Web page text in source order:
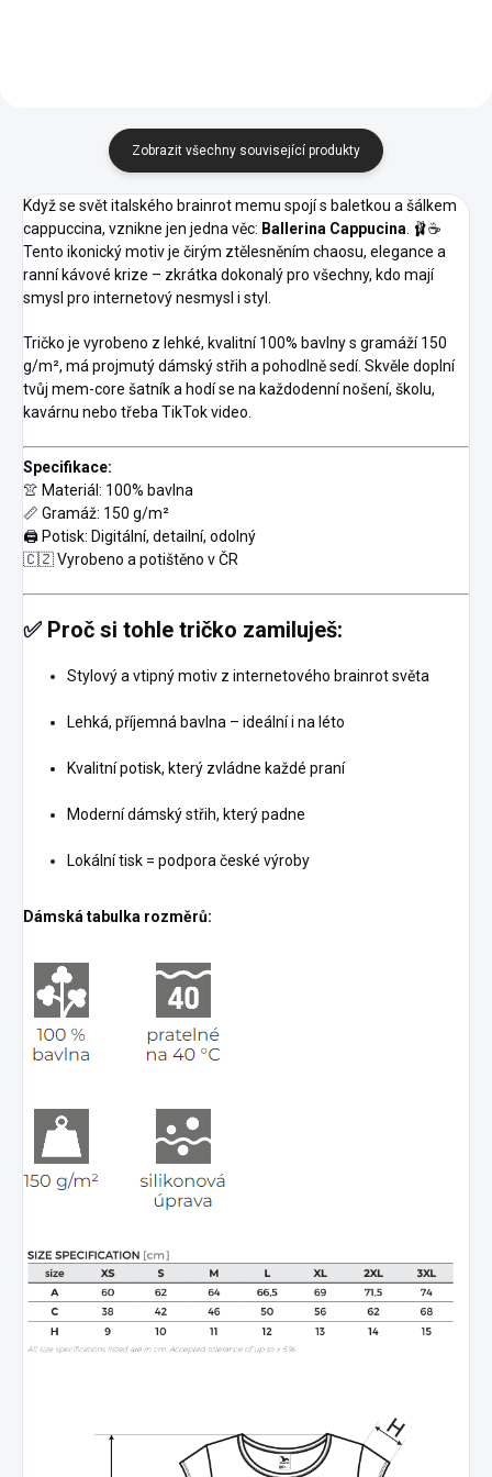
Zobrazit všechny související produkty
Když se svět italského brainrot memu spojí s baletkou a šálkem
cappuccina, vznikne jen jedna věc: Ballerina Cappucina . 🩰☕
Tento ikonický motiv je čirým ztělesněním chaosu, elegance a
ranní kávové krize – zkrátka dokonalý pro všechny, kdo mají
smysl pro internetový nesmysl i styl.
Tričko je vyrobeno z lehké, kvalitní 100% bavlny s gramáží 150
g/m², má projmutý dámský střih a pohodlně sedí. Skvěle doplní
tvůj mem-core šatník a hodí se na každodenní nošení, školu,
kavárnu nebo třeba TikTok video.
Specifikace:
👚 Materiál: 100% bavlna
📏 Gramáž: 150 g/m²
🖨️ Potisk: Digitální, detailní, odolný
🇨🇿 Vyrobeno a potištěno v ČR
✅ Proč si tohle tričko zamiluješ:
Stylový a vtipný motiv z internetového brainrot světa
Lehká, příjemná bavlna – ideální i na léto
Kvalitní potisk, který zvládne každé praní
Moderní dámský střih, který padne
Lokální tisk = podpora české výroby
Dámská tabulka rozměrů: